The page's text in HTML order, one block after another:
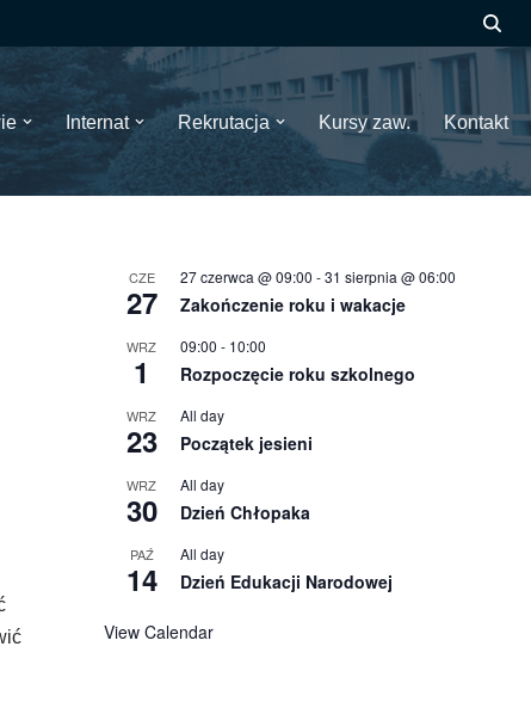
Internat Rekrutacja Kursy zaw. Kontakt
CZE
27
27 czerwca @ 09:00 -31 sierpnia @ 06:00
Zakończenie roku i wakacje
WRZ
1
09:00 - 10:00
Rozpoczęcie roku szkolnego
WRZ
23
All day
Początek jesieni
WRZ
30
All day
Dzień Chłopaka
PAŹ
14
All day
Dzień Edukacji Narodowej
View Calendar